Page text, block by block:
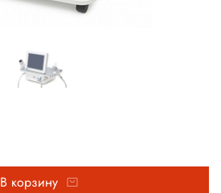
В корзину